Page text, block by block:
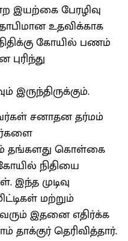
இயற்கை பேரழிவு
உதவிக்காக
கோயில் பணம்
இருந்திருக்கும்.
சனாதன தர்மம்
தங்களது கொள்கை
நிதியை
இந்த முடிவு
மற்றும்
இதனை எதிர்க்க
தெரிவித்தார்.